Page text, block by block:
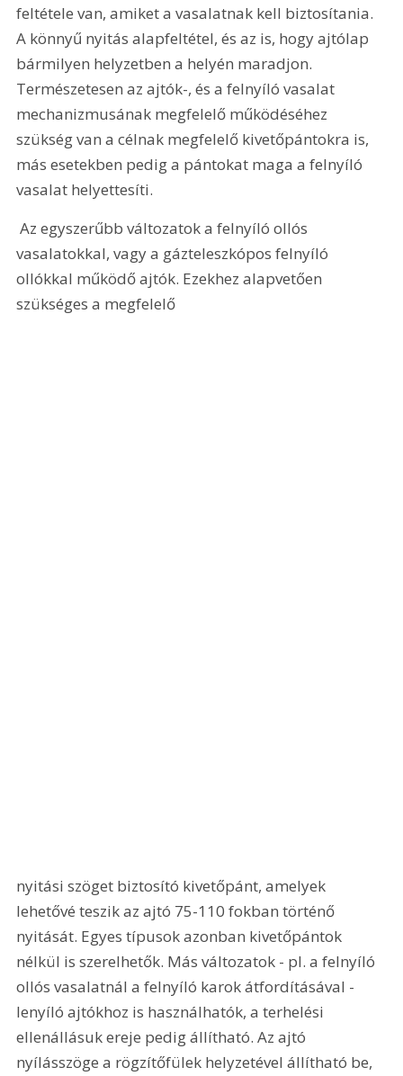
feltétele van, amiket a vasalatnak kell biztosítania.
A könnyű nyitás alapfeltétel, és az is, hogy ajtólap
bármilyen helyzetben a helyén maradjon.
Természetesen az ajtók-, és a felnyíló vasalat
mechanizmusának megfelelő működéséhez
szükség van a célnak megfelelő kivetőpántokra is,
más esetekben pedig a pántokat maga a felnyíló
vasalat helyettesíti.
Az egyszerűbb változatok a felnyíló ollós
vasalatokkal, vagy a gázteleszkópos felnyíló
ollókkal működő ajtók. Ezekhez alapvetően
szükséges a megfelelő
nyitási szöget biztosító kivetőpánt, amelyek
lehetővé teszik az ajtó 75-110 fokban történő
nyitását. Egyes típusok azonban kivetőpántok
nélkül is szerelhetők. Más változatok - pl. a felnyíló
ollós vasalatnál a felnyíló karok átfordításával -
lenyíló ajtókhoz is használhatók, a terhelési
ellenállásuk ereje pedig állítható. Az ajtó
nyílásszöge a rögzítőfülek helyzetével állítható be,